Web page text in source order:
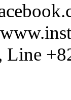
Line